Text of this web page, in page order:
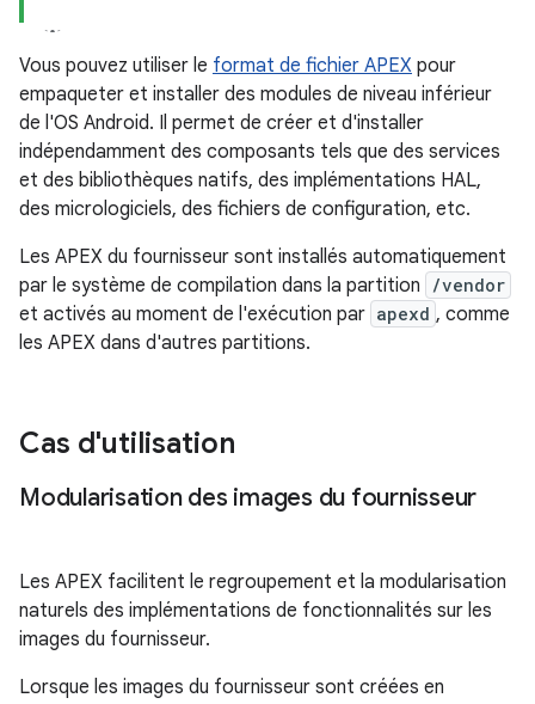
Vous pouvez utiliser le format de fichier APEX pour
empaqueter et installer des modules de niveau inférieur
de l'OS Android. Il permet de créer et d'installer
indépendamment des composants tels que des services
et des bibliothèques natifs, des implémentations HAL,
des micrologiciels, des fichiers de configuration, etc.
Les APEX du fournisseur sont installés automatiquement
par le système de compilation dans la partition
/vendor
et activés au moment de l'exécution par apexd , comme
les APEX dans d'autres partitions.
Cas d'utilisation
Modularisation des images du fournisseur
Les APEX facilitent le regroupement et la modularisation
naturels des implémentations de fonctionnalités sur les
images du fournisseur.
Lorsque les images du fournisseur sont créées en